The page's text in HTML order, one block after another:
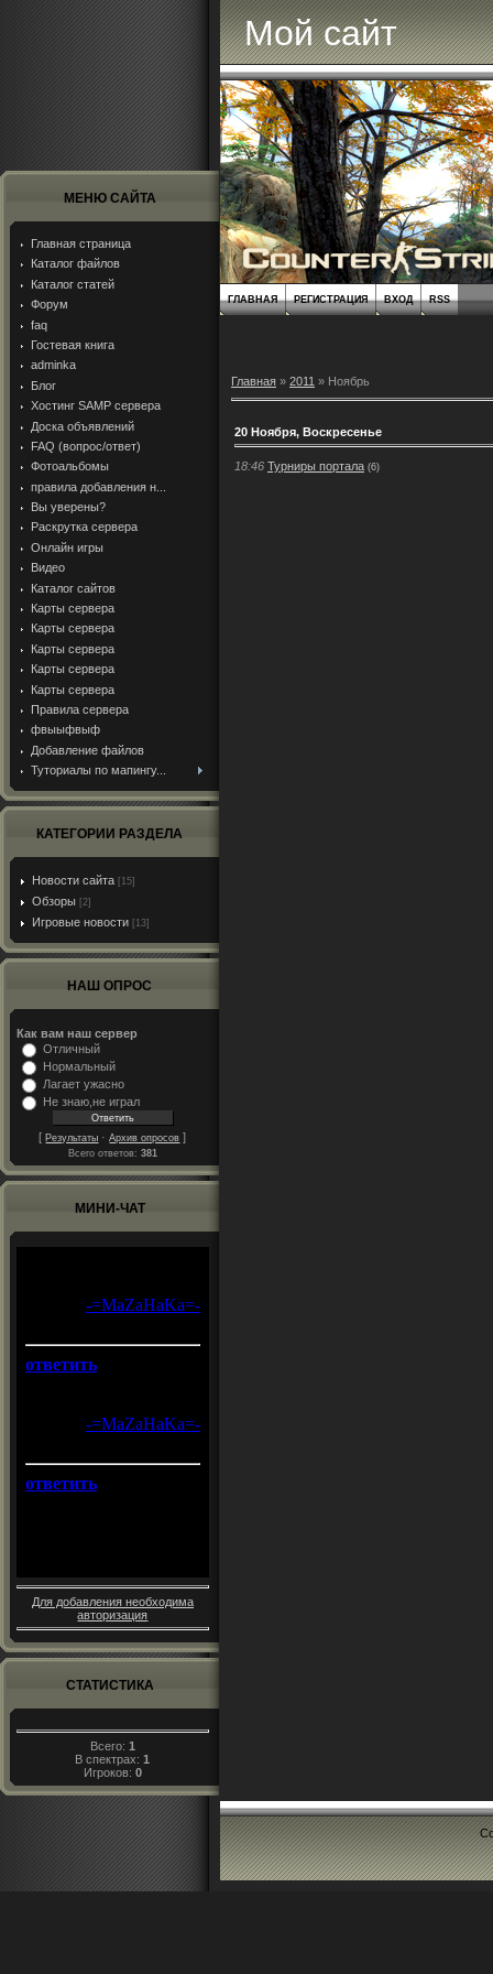
МЕНЮ САЙТА
Главная страница
Каталог файлов
Каталог статей
Форум
faq
Гостевая книга
adminka
Блог
Хостинг SAMP сервера
Доска объявлений
FAQ (вопрос/ответ)
Фотоальбомы
правила добавления н...
Вы уверены?
Раскрутка сервера
Онлайн игры
Видео
Каталог сайтов
Карты сервера
Карты сервера
Карты сервера
Карты сервера
Карты сервера
Правила сервера
фвыыфвыф
Добавление файлов
Туториалы по мапингу...
КАТЕГОРИИ РАЗДЕЛА
Новости сайта [15]
Обзоры [2]
Игровые новости [13]
НАШ ОПРОС
Как вам наш сервер
Отличный
Нормальный
Лагает ужасно
Не знаю,не играл
[Результаты ·Архив опросов ]
Всего ответов: 381
МИНИ-ЧАТ
Для добавления необходима
авторизация
СТАТИСТИКА
Всего: 1
В спектрах:1
Игроков: 0
Мой сайт
ГЛАВНАЯ РЕГИСТРАЦИЯ ВХОД RSS
Главная » 2011 » Ноябрь
20 Ноября, Воскресенье
18:46 Турниры портала (6)